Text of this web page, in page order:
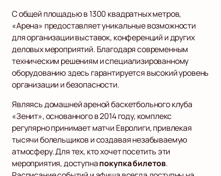
С общей площадью в 1300 квадратных метров,
«Арена» предоставляет уникальные возможности
для организации выставок, конференций и других
деловых мероприятий. Благодаря современным
техническим решениям и специализированному
оборудованию здесь гарантируется высокий уровень
организации и безопасности.
Являясь домашней ареной баскетбольного клуба
«Зенит», основанного в 2014 году, комплекс
регулярно принимает матчи Евролиги, привлекая
тысячи болельщиков и создавая незабываемую
атмосферу. Для тех, кто хочет посетить эти
мероприятия, доступнапокупка билетов.